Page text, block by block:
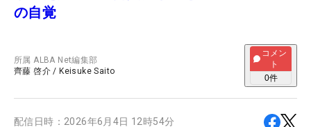
の自覚
所属ALBA Net編集部
齊藤 啓介 / Keisuke Saito
コメン
ト
0件
配信日時： 2026年6月4日 12時54分